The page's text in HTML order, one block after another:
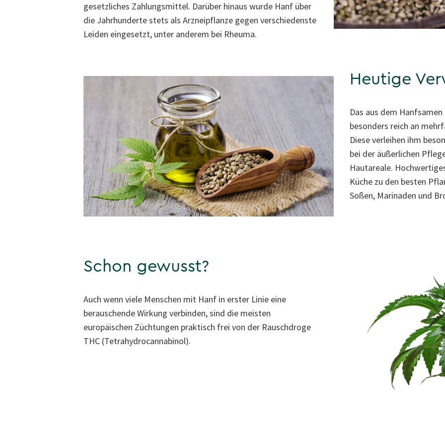
gesetzliches Zahlungsmittel. Darüber hinaus wurde Hanf über
die Jahrhunderte stets als Arzneipflanze gegen verschiedenste
Leiden eingesetzt, unter anderem bei Rheuma.
Heutige
Das aus dem
besonders reich an
Diese verleihen ihm
bei der äußerlichen
Hautareale.
Küche zu den besten
Soßen, Marinaden und
Schon gewusst?
Auch wenn viele Menschen mit Hanf in erster Linie eine
berauschende Wirkung verbinden, sind die meisten
europäischen Züchtungen praktisch frei von der Rauschdroge
THC (Tetrahydrocannabinol).